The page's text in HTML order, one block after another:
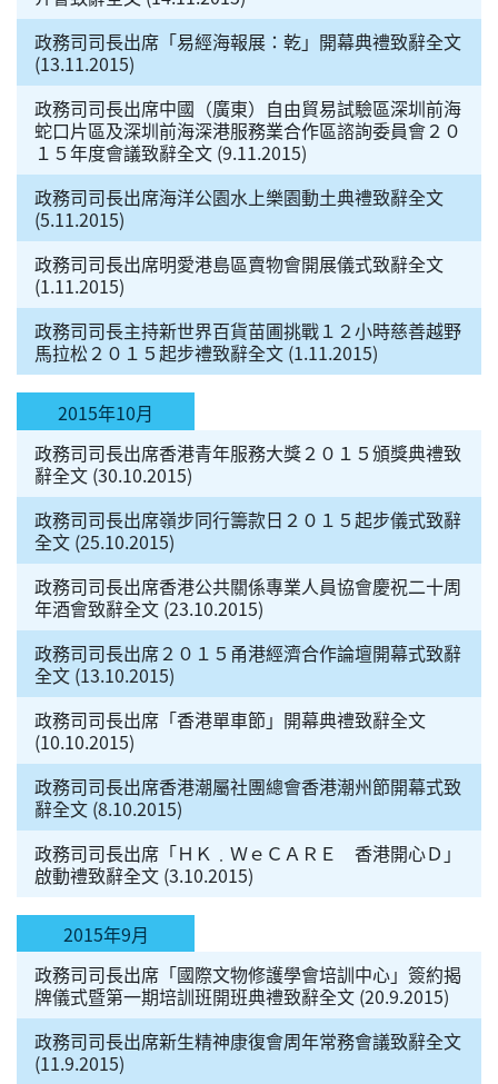
政務司司長出席「易經海報展：乾」開幕典禮致辭全文
(13.11.2015)
政務司司長出席中國（廣東）自由貿易試驗區深圳前海
蛇口片區及深圳前海深港服務業合作區諮詢委員會２０
１５年度會議致辭全文 (9.11.2015)
政務司司長出席海洋公園水上樂園動土典禮致辭全文
(5.11.2015)
政務司司長出席明愛港島區賣物會開展儀式致辭全文
(1.11.2015)
政務司司長主持新世界百貨苗圃挑戰１２小時慈善越野
馬拉松２０１５起步禮致辭全文 (1.11.2015)
2015年10月
政務司司長出席香港青年服務大獎２０１５頒獎典禮致
辭全文 (30.10.2015)
政務司司長出席嶺步同行籌款日２０１５起步儀式致辭
全文 (25.10.2015)
政務司司長出席香港公共關係專業人員協會慶祝二十周
年酒會致辭全文 (23.10.2015)
政務司司長出席２０１５甬港經濟合作論壇開幕式致辭
全文 (13.10.2015)
政務司司長出席「香港單車節」開幕典禮致辭全文
(10.10.2015)
政務司司長出席香港潮屬社團總會香港潮州節開幕式致
辭全文 (8.10.2015)
政務司司長出席「ＨＫ﹒ＷｅＣＡＲＥ 香港開心Ｄ」
啟動禮致辭全文 (3.10.2015)
2015年9月
政務司司長出席「國際文物修護學會培訓中心」簽約揭
牌儀式暨第一期培訓班開班典禮致辭全文 (20.9.2015)
政務司司長出席新生精神康復會周年常務會議致辭全文
(11.9.2015)